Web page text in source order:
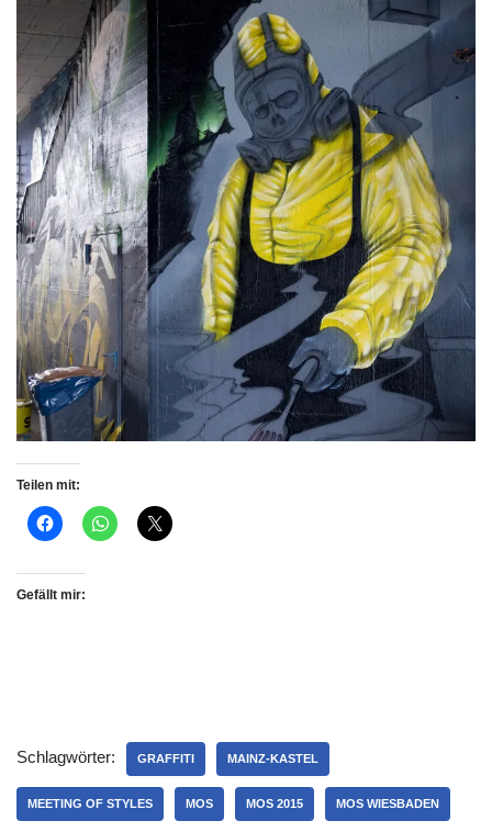
Teilen mit:
Gefällt mir:
Schlagwörter: GRAFFITI MAINZ-KASTEL
MEETING OF STYLES MOS MOS 2015 MOS WIESBADEN